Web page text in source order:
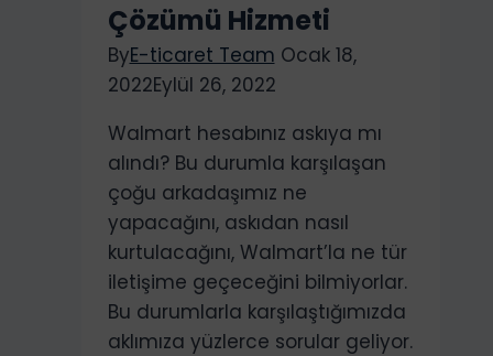
USB’den
Silinen
Resim
Videoları
Nasıl
Geri
Getirebilirim?
Çözümü Hizmeti
ByE-ticaret Team Ocak 18,
2022Eylül 26, 2022
Walmart hesabınız askıya mı
alındı? Bu durumla karşılaşan
çoğu arkadaşımız ne
yapacağını, askıdan nasıl
kurtulacağını, Walmart’la ne tür
iletişime geçeceğini bilmiyorlar.
Bu durumlarla karşılaştığımızda
aklımıza yüzlerce sorular geliyor.